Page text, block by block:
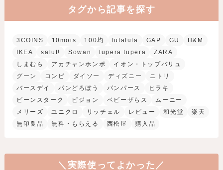
タグから記事を探す
3COINS 10mois 100均 futafuta GAP GU
H&M
IKEA
salut! Sowan tupera tupera
ZARA
しまむら
アカチャンホンポ
イオン・トップバリュ
グーン
コンビ ダイソー ディズニー
ニトリ
バースデイ
パンどろぼう パンパース
ヒラキ
ビーンスターク
ピジョン ベビーザらス
ムーニー
メリーズ
ユニクロ リッチェル レビュー 和光堂
楽天
無印良品
無料・もらえる 西松屋 購入品
＼実際使ってよかった／